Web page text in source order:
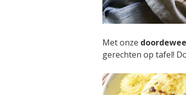
Met onze
gerechten op tafel!